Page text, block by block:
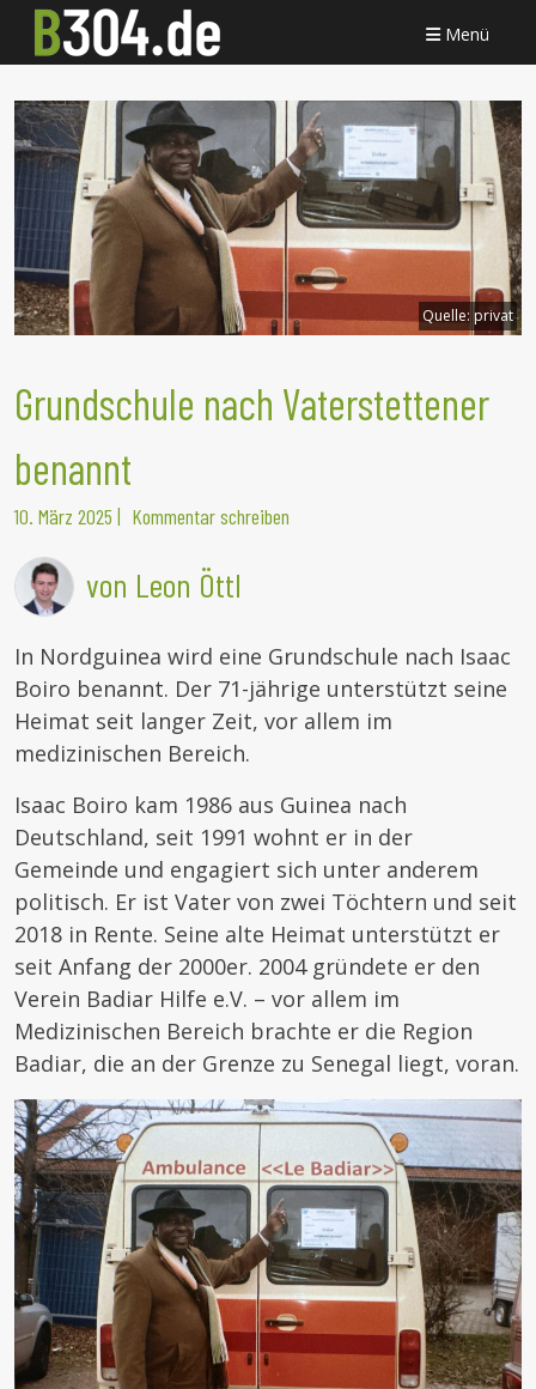
Menü
Quelle: privat
Grundschule nach Vaterstettener
benannt
10. März 2025| Kommentar schreiben
von Leon Öttl
In Nordguinea wird eine Grundschule nach Isaac
Boiro benannt. Der 71-jährige unterstützt seine
Heimat seit langer Zeit, vor allem im
medizinischen Bereich.
Isaac Boiro kam 1986 aus Guinea nach
Deutschland, seit 1991 wohnt er in der
Gemeinde und engagiert sich unter anderem
politisch. Er ist Vater von zwei Töchtern und seit
2018 in Rente. Seine alte Heimat unterstützt er
seit Anfang der 2000er. 2004 gründete er den
Verein Badiar Hilfe e.V. – vor allem im
Medizinischen Bereich brachte er die Region
Badiar, die an der Grenze zu Senegal liegt, voran.